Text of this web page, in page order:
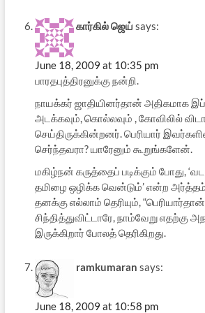
கார்கில் ஜெய் says:
June 18, 2009 at 10:35 pm
பாரதபுத்திரனுக்கு நன்றி.
நாயக்கர் ஜாதியினர்தான் அதிகமாக
அடக்கவும், கொல்லவும் , கோவிலில்
செய்திருக்கின்றனர். பெரியார்
செர்ந்தவரா? யாரேனும் கூறுங்களேன்.
மகிழ்நன் கருத்தைப் படிக்கும் போது,
தமிழை ஒழிக்க வென்டும்’ என்ற அர்த்தம்
தனக்கு எல்லாம் தெரியும்,
சிந்தித்துவிட்டாரே, நாம்வேறு எதற்கு
இருக்கிறார் போலத் தெரிகிறது.
ramkumaran says:
June 18, 2009 at 10:58 pm